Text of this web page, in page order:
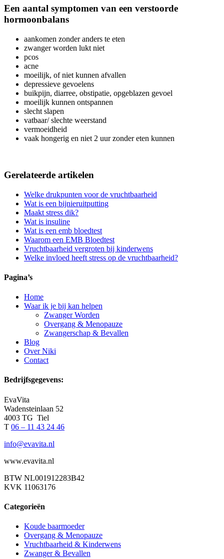
Een aantal symptomen van een verstoorde
hormoonbalans
aankomen zonder anders te eten
zwanger worden lukt niet
pcos
acne
moeilijk, of niet kunnen afvallen
depressieve gevoelens
buikpijn, diarree, obstipatie, opgeblazen gevoel
moeilijk kunnen ontspannen
slecht slapen
vatbaar/ slechte weerstand
vermoeidheid
vaak hongerig en niet 2 uur zonder eten kunnen
Gerelateerde artikelen
Welke drukpunten voor de vruchtbaarheid
Wat is een bijnieruitputting
Maakt stress dik?
Wat is insuline
Wat is een emb bloedtest
Waarom een EMB Bloedtest
Vruchtbaarheid vergroten bij kinderwens
Welke invloed heeft stress op de vruchtbaarheid?
Pagina’s
Home
Waar ik je bij kan helpen
Zwanger Worden
Overgang & Menopauze
Zwangerschap & Bevallen
Blog
Over Niki
Contact
Bedrijfsgegevens:
EvaVita
Wadensteinlaan 52
4003 TG Tiel
T 06 – 11 43 24 46
info@evavita.nl
www.evavita.nl
BTW NL001912283B42
KVK 11063176
Categorieën
Koude baarmoeder
Overgang & Menopauze
Vruchtbaarheid & Kinderwens
Zwanger & Bevallen